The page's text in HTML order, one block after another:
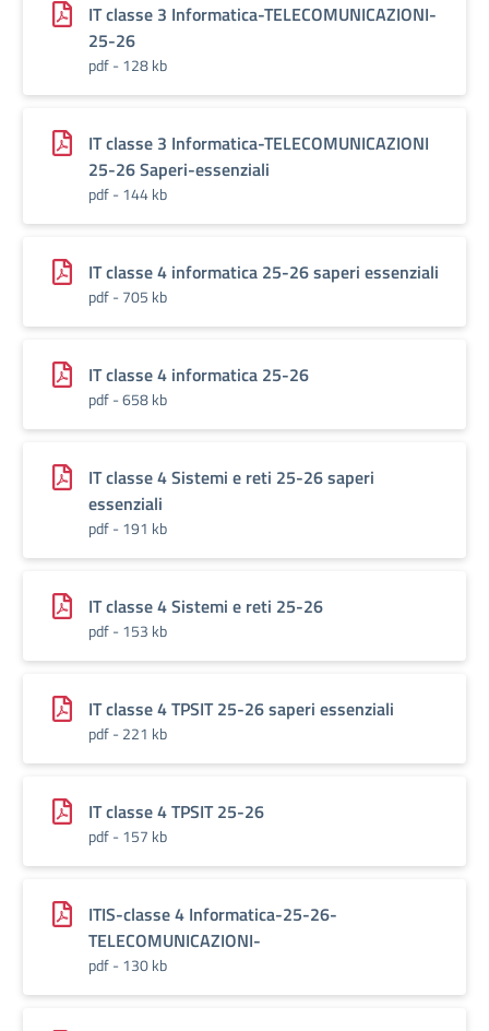
IT classe 3 Informatica-TELECOMUNICAZIONI-
25-26
pdf - 128 kb
IT classe 3 Informatica-TELECOMUNICAZIONI
25-26 Saperi-essenziali
pdf - 144 kb
IT classe 4 informatica 25-26 saperi essenziali
pdf - 705 kb
IT classe 4 informatica 25-26
pdf - 658 kb
IT classe 4 Sistemi e reti 25-26 saperi
essenziali
pdf - 191 kb
IT classe 4 Sistemi e reti 25-26
pdf - 153 kb
IT classe 4 TPSIT 25-26 saperi essenziali
pdf - 221 kb
IT classe 4 TPSIT 25-26
pdf - 157 kb
ITIS-classe 4 Informatica-25-26-
TELECOMUNICAZIONI-
pdf - 130 kb